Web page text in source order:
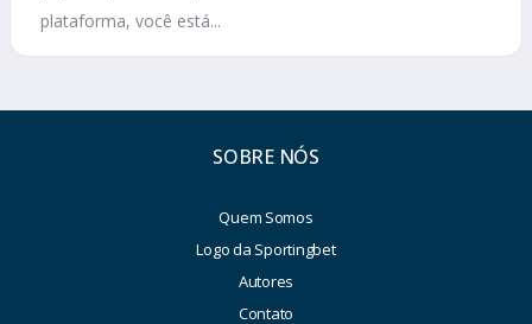
plataforma, você está...
SOBRE NÓS
Quem Somos
Logo da Sportingbet
Autores
Contato